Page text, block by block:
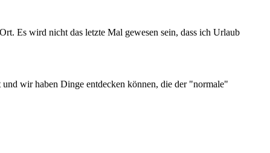
Es wird nicht das letzte Mal gewesen sein, dass ich Urlaub
wir haben Dinge entdecken können, die der "normale"